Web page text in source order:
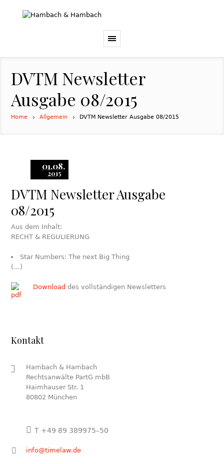
DVTM Newsletter
Ausgabe 08/2015
Home Allgemein DVTM Newsletter Ausgabe 08/2015
01.08.
2015
DVTM Newsletter Ausgabe
08/2015
Aus dem Inhalt:
RECHT & REGULIERUNG
Star Numbers: The next Big Thing
(…)
Download des vollständigen Newsletters
Kontakt
Hambach & Hambach
Rechtsanwälte PartG mbB
Haimhauser Str. 1
80802 München
T +49 89 389975–50
info@timelaw.de